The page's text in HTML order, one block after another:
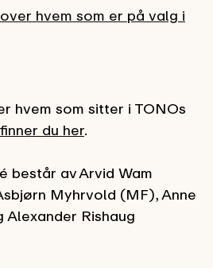
hvem som er på valg i
hvem som sitter i TONOs
finner du her.
består av Arvid Wam
Myhrvold (MF), Anne
Rishaug